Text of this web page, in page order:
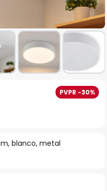
blanco, metal
PVPR -30%